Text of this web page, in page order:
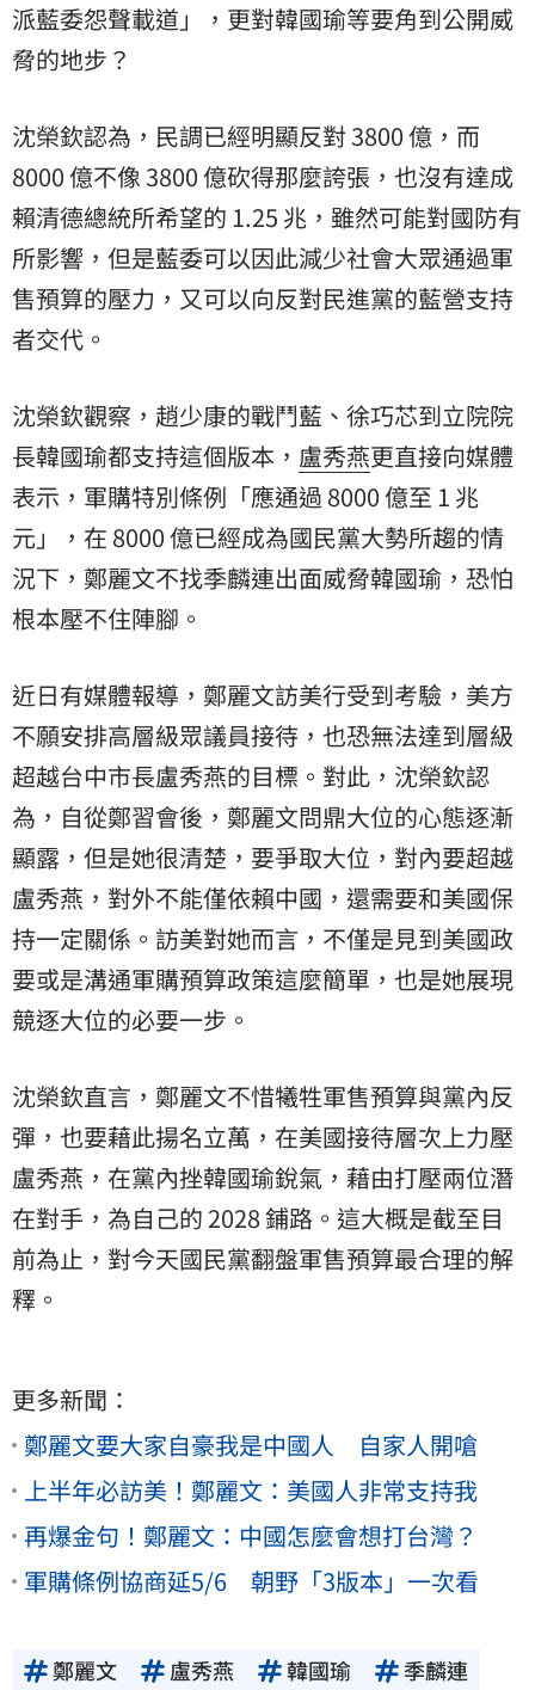
派藍委怨聲載道」，更對韓國瑜等要角到公開威
脅的地步？
沈榮欽認為，民調已經明顯反對 3800 億，而
8000 億不像 3800 億砍得那麼誇張，也沒有達成
賴清德總統所希望的 1.25 兆，雖然可能對國防有
所影響，但是藍委可以因此減少社會大眾通過軍
售預算的壓力，又可以向反對民進黨的藍營支持
者交代。
沈榮欽觀察，趙少康的戰鬥藍、徐巧芯到立院院
長韓國瑜都支持這個版本， 盧秀燕更直接向媒體
表示，軍購特別條例「應通過 8000 億至 1 兆
元」，在 8000 億已經成為國民黨大勢所趨的情
況下，鄭麗文不找季麟連出面威脅韓國瑜，恐怕
根本壓不住陣腳。
近日有媒體報導，鄭麗文訪美行受到考驗，美方
不願安排高層級眾議員接待，也恐無法達到層級
超越台中市長盧秀燕的目標。對此，沈榮欽認
為，自從鄭習會後，鄭麗文問鼎大位的心態逐漸
顯露，但是她很清楚，要爭取大位，對內要超越
盧秀燕，對外不能僅依賴中國，還需要和美國保
持一定關係。訪美對她而言，不僅是見到美國政
要或是溝通軍購預算政策這麼簡單，也是她展現
競逐大位的必要一步。
沈榮欽直言，鄭麗文不惜犧牲軍售預算與黨內反
彈，也要藉此揚名立萬，在美國接待層次上力壓
盧秀燕，在黨內挫韓國瑜銳氣，藉由打壓兩位潛
在對手，為自己的 2028 鋪路。這大概是截至目
前為止，對今天國民黨翻盤軍售預算最合理的解
釋。
更多新聞：
鄭麗文要大家自豪我是中國人 自家人開嗆
上半年必訪美！鄭麗文：美國人非常支持我
再爆金句！鄭麗文：中國怎麼會想打台灣？
軍購條例協商延5/6 朝野「3版本」一次看
鄭麗文 盧秀燕 韓國瑜 季麟連